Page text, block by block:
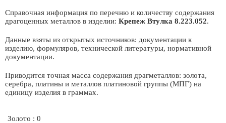
Справочная информация по перечню и количеству содержания
драгоценных металлов в изделии: Крепеж Втулка 8.223.052.
Данные взяты из открытых источников: документации к
изделию, формуляров, технической литературы, нормативной
документации.
Приводится точная масса содержания драгметаллов: золота,
серебра, платины и металлов платиновой группы (МПГ) на
единицу изделия в граммах.
Золото : 0